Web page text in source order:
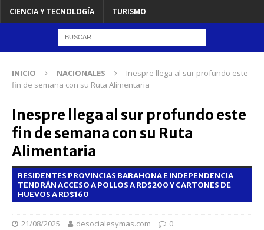
CIENCIA Y TECNOLOGÍA TURISMO
INICIO NACIONALES
Inespre llega al sur profundo este
fin de semana con su Ruta Alimentaria
Inespre llega al sur profundo este
fin de semana con su Ruta
Alimentaria
RESIDENTES PROVINCIAS BARAHONA E INDEPENDENCIA
TENDRÁN ACCESO A POLLOS A RD$200 Y CARTONES DE
HUEVOS A RD$160
21/08/2025 desocialesymas.com 0